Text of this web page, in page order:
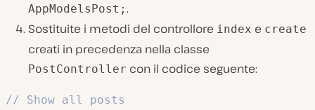
AppModelsPost; .
Sostituite i metodi del controllore index e create
creati in precedenza nella classe
PostController con il codice seguente:
// Show all posts